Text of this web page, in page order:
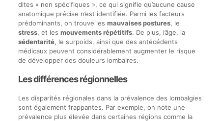
dites « non spécifiques », ce qui signifie qu’aucune cause
anatomique précise n’est identifiée. Parmi les facteurs
prédominants, on trouve les mauvaises postures, le
stress, et les mouvements répétitifs. De plus, l’âge, la
sédentarité, le surpoids, ainsi que des antécédents
médicaux peuvent considérablement augmenter le risque
de développer des douleurs lombaires.
Les différences régionnelles
Les disparités régionales dans la prévalence des lombalgies
sont également frappantes. Par exemple, on note une
prévalence plus élevée dans certaines régions comme la